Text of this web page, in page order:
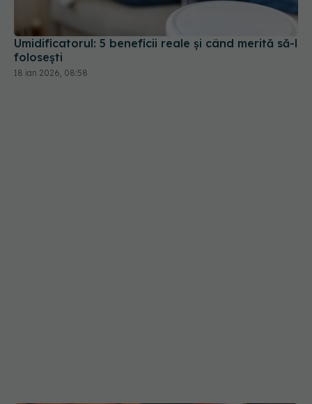
Umidificatorul: 5 beneficii reale și când merită să-l
folosești
18 ian 2026, 08:58